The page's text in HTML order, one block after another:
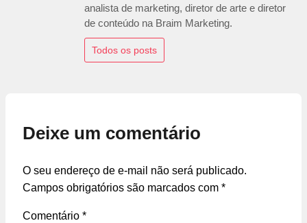
analista de marketing, diretor de arte e diretor
de conteúdo na Braim Marketing.
Todos os posts
Deixe um comentário
O seu endereço de e-mail não será publicado.
Campos obrigatórios são marcados com *
Comentário *